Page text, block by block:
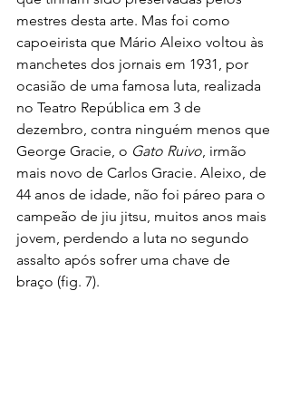
mestres desta arte. Mas foi como
capoeirista que Mário Aleixo voltou às
manchetes dos jornais em 1931, por
ocasião de uma famosa luta, realizada
no Teatro República em 3 de
dezembro, contra ninguém menos que
George Gracie, o Gato Ruivo, irmão
mais novo de Carlos Gracie. Aleixo, de
44 anos de idade, não foi páreo para o
campeão de jiu jitsu, muitos anos mais
jovem, perdendo a luta no segundo
assalto após sofrer uma chave de
braço (fig. 7).